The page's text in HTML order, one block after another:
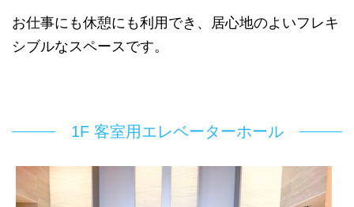
お仕事にも休憩にも利用でき、居心地のよいフレキ
シブルなスペースです。
1F 客室用エレベーターホール